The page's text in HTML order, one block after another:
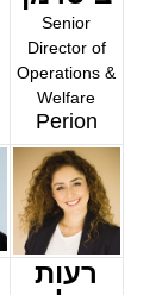
Senior
Director of
Operations &
Welfare
Perion
רעות